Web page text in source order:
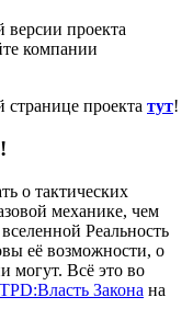
проекта
компании
проекта тут!
о тактических
механике, чем
Реальность
её возможности, о
могут. Всё это во
Закона на